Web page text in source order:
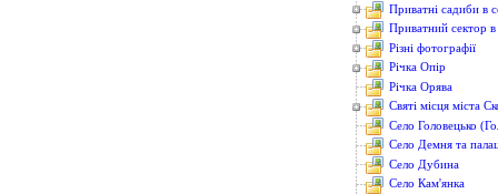
Приватні садиби в
Приватний сектор в
Різні фотографії
Річка Опір
Річка Орява
Святі місця міста
Село Головецько
Село Демня та
Село Дубина
Село Кам'янка